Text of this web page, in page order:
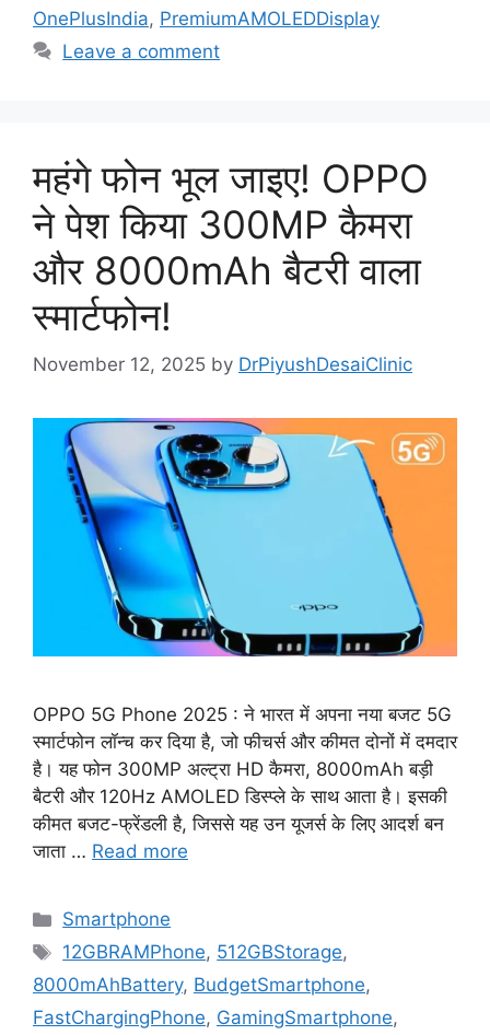
OnePlusIndia, PremiumAMOLEDDisplay
Leave a comment
महंगे फोन भूल जाइए! OPPO
ने पेश किया 300MP कैमरा
और 8000mAh बैटरी वाला
स्मार्टफोन!
November 12, 2025 by DrPiyushDesaiClinic
OPPO 5G Phone 2025 : ने भारत में अपना नया बजट 5G
स्मार्टफोन लॉन्च कर दिया है, जो फीचर्स और कीमत दोनों में दमदार
है। यह फोन 300MP अल्ट्रा HD कैमरा, 8000mAh बड़ी
बैटरी और 120Hz AMOLED डिस्प्ले के साथ आता है। इसकी
कीमत बजट-फ्रेंडली है, जिससे यह उन यूजर्स के लिए आदर्श बन
जाता … Read more
Categories
Smartphone
Tags
12GBRAMPhone, 512GBStorage,
8000mAhBattery, BudgetSmartphone,
FastChargingPhone, GamingSmartphone,